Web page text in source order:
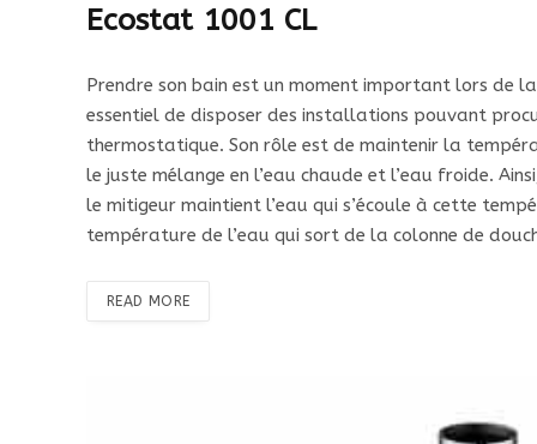
Ecostat 1001 CL
Prendre son bain est un moment important lors de
essentiel de disposer des installations pouvant
thermostatique. Son rôle est de maintenir la
le juste mélange en l’eau chaude et l’eau froide.
le mitigeur maintient l’eau qui s’écoule à cette
température de l’eau qui sort de la colonne de
READ MORE